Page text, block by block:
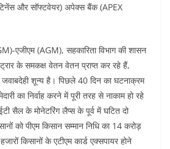
और सॉफ्टवेयर) अपेक्स बैंक (APEX
एजीएम (AGM), सहकारिता विभाग की शासन
के समकक्ष वेतन वेतन प्राप्त कर रहे हैं,
शून्य है। पिछले 40 दिन का घटनाक्रम
का निर्वाह करने में पूरी तरह से नाकाम हो रहे
सैल के मोनेटरिंग लैप्स के पूर्व में घटित दो
को पीएम किसान सम्मान निधि का 14 करोड़
किसानों के एटीएम कार्ड एक्सपायर होने